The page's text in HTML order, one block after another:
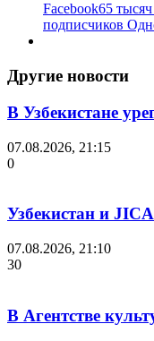
Facebook65
подписчиков
Другие новости
В Узбекистане
07.08.2026, 21:15
0
Узбекистан и
07.08.2026, 21:10
30
В Агентстве